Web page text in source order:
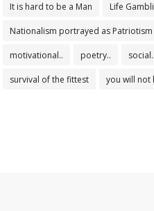
It is hard to be a Man Life
Nationalism portrayed as Patriotism
motivational.. poetry.. social..
survival of the fittest you will not